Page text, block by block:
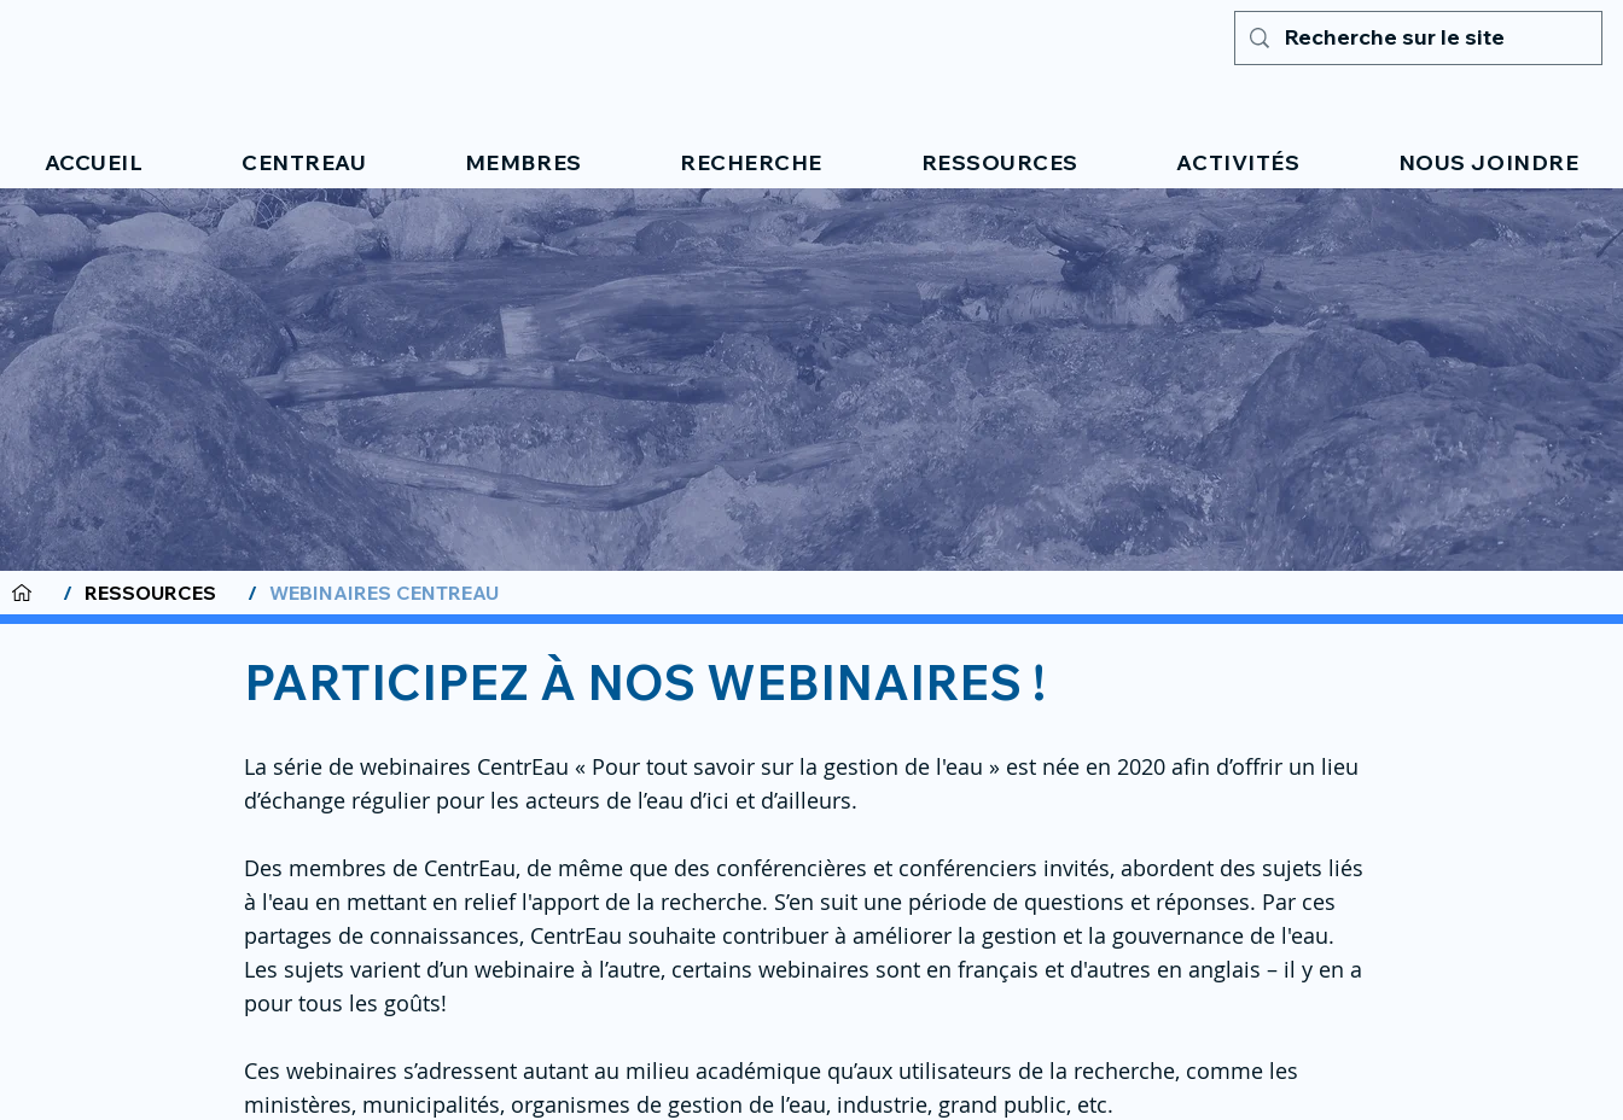
ACCUEIL CENTREAU MEMBRES RECHERCHE RESSOURCES ACTIVITÉS NOUS JOINDRE
WEBINAIRES CENTREAU
/ RESSOURCES / WEBINAIRES CENTREAU
PARTICIPEZ À NOS WEBINAIRES !
La série de webinaires CentrEau « Pour tout savoir sur la gestion de l'eau » est née en 2020 afin d’offrir un lieu
d’échange régulier pour les acteurs de l’eau d’ici et d’ailleurs.
Des membres de CentrEau, de même que des conférencières et conférenciers invités, abordent des sujets liés
à l'eau en mettant en relief l'apport de la recherche. S’en suit une période de questions et réponses. Par ces
partages de connaissances, CentrEau souhaite contribuer à améliorer la gestion et la gouvernance de l'eau.
Les sujets varient d’un webinaire à l’autre, certains webinaires sont en français et d'autres en anglais – il y en a
pour tous les goûts!
Ces webinaires s’adressent autant au milieu académique qu’aux utilisateurs de la recherche, comme les
ministères, municipalités, organismes de gestion de l’eau, industrie, grand public, etc.